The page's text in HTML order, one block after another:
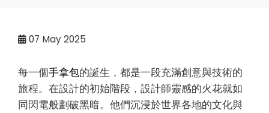
07 May 2025
每一個手拿包的誕生，都是一段充滿創意與技術的
旅程。在設計的初始階段，設計師靈感的火花就如
同閃電般劃破黑暗。他們沉浸於世界各地的文化與